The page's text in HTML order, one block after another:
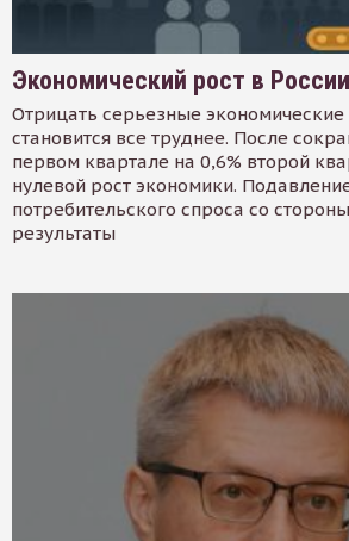
Экономический рост в
Отрицать серьезные
становится все труднее. После
первом квартале на 0,6% второй
нулевой рост экономики.
потребительского спроса со
результаты